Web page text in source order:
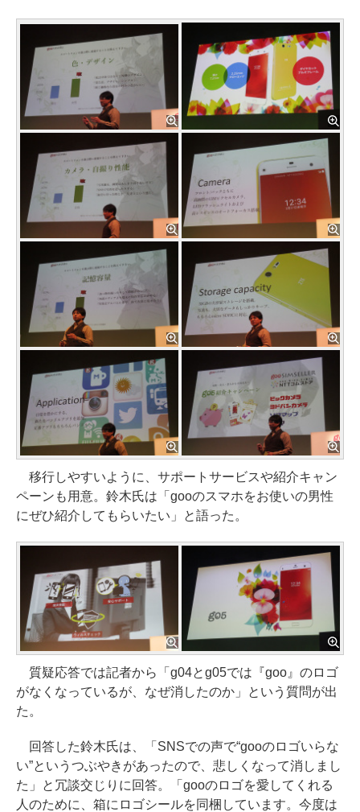
移行しやすいように、サポートサービスや紹介キャン
ペーンも用意。鈴木氏は「gooのスマホをお使いの男性
にぜひ紹介してもらいたい」と語った。
質疑応答では記者から「g04とg05では『goo』のロゴ
がなくなっているが、なぜ消したのか」という質問が出
た。
回答した鈴木氏は、「SNSでの声で“gooのロゴいらな
い”というつぶやきがあったので、悲しくなって消しまし
た」と冗談交じりに回答。「gooのロゴを愛してくれる
人のために、箱にロゴシールを同梱しています。今度は